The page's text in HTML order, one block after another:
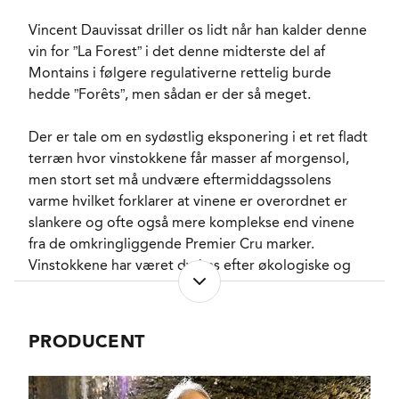
FADLAGRET
Ja
LAGRING
12 måneder i stål og
brugte Bourgogne
fade.
FORVENTET HOLDBARHED
15-20 år fra høsråret.
SERVERINGS-TEMPERATUR
7 - 9°C
EMBALLAGETYPE
Flaske (75 cl)
FINE WINE
Ja
VARENR.
131823
NØGLEORD Akacie, Fersken,
Abrikos, Kvæde,
Finesserig, Vibrerende
syre, Tør, Lang
Vincent Dauvissat driller os lidt når han kalder denne
vin for ”La Forest” i det denne midterste del af
Montains i følgere regulativerne rettelig burde
hedde ”Forêts”, men sådan er der så meget.
Der er tale om en sydøstlig eksponering i et ret fladt
terræn hvor vinstokkene får masser af morgensol,
men stort set må undvære eftermiddagssolens
varme hvilket forklarer at vinene er overordnet er
slankere og ofte også mere komplekse end vinene
fra de omkringliggende Premier Cru marker.
Vinstokkene har været dyrkes efter økologiske og
biodynamiske principper siden 2002 og høsten er
manuel med en soignering både i marken og foran
gæring uden fremmede gærstammer i en blanding
ligeledes i en blanding af stål og fade inden den
PRODUCENT